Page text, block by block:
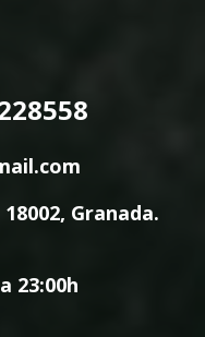
Granada.
23:00h